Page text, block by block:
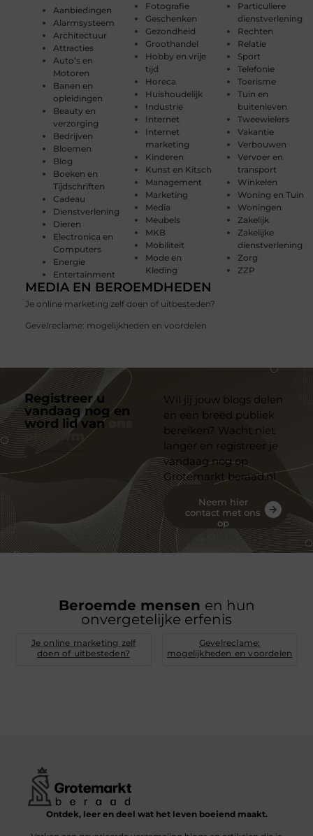
Aanbiedingen
Alarmsysteem
Architectuur
Attracties
Auto’s en
Motoren
Banen en
opleidingen
Beauty en
verzorging
Bedrijven
Bloemen
Blog
Boeken en
Tijdschriften
Cadeau
Dienstverlening
Dieren
Electronica en
Computers
Energie
Entertainment
Fotografie
Geschenken
Gezondheid
Groothandel
Hobby en vrije
tijd
Horeca
Huishoudelijk
Industrie
Internet
Internet
marketing
Kinderen
Kunst en Kitsch
Management
Marketing
Media
Meubels
MKB
Mobiliteit
Mode en
Kleding
Particuliere
dienstverlening
Rechten
Relatie
Sport
Telefonie
Toerisme
Tuin en
buitenleven
Tweewielers
Vakantie
Verbouwen
Vervoer en
transport
Winkelen
Woning en Tuin
Woningen
Zakelijk
Zakelijke
dienstverlening
Zorg
ZZP
MEDIA EN BEROEMDHEDEN
Je online marketing zelf doen of uitbesteden?
Gevelreclame: mogelijkheden en voordelen
Registreer u
vandaag nog en
word lid van
platform
Wil jij jouw blogs delen
en een breed publiek
bereiken? Wacht niet
langer en registreer je
vandaag nog op
Grotemarkt beraad.nl
Neem hier
contact met ons
op
Beroemde mensen en hun
onvergetelijke erfenis
Je online marketing zelf
doen of uitbesteden?
Gevelreclame:
mogelijkheden en voordelen
Ontdek, leer en deel wat het leven boeiend maakt.